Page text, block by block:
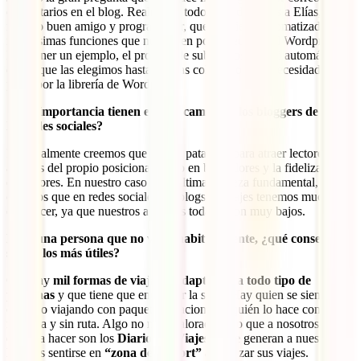
comentarios en el blog. Realmente todo se lo debemos a Elías,
nuestro buen amigo y programador, que nos tiene automatizadas
muchisimas funciones que no vienen por defecto en el Wordpress.
Por poner un ejemplo, el proceso de subir fotos es casi automático,
desde que las elegimos hasta que las colocamos, sin necesidad de
pasar por la librería de Wordpress.
¿Qué importancia tienen en este campo de los bloggers de viaje
las redes sociales?
Personalmente creemos que es una pata más para atraer lectores,
además del propio posicionamiento en buscadores y la fidelización
de lectores. En nuestro caso es la última la pieza fundamental, pero
creemos que en redes sociales los blogs de viajes tenemos mucho
que hacer, ya que nuestros alcances todavía son muy bajos.
Para una persona que no viaja habitualmente, ¿qué consejos
serían los más útiles?
Que hay mil formas de viajar y adaptables a todo tipo de
personas y que tiene que encontrar la suya. Hay quien se siente
cómodo viajando con paquete vacacional, o quién lo hace con su
mochila y sin ruta. Algo no muy valorado pero que a nosotros nos
encanta hacer son los Diarios de Viajes
y que generan a nuestros
lectores sentirse en “zona de confort” al realizar sus viajes.